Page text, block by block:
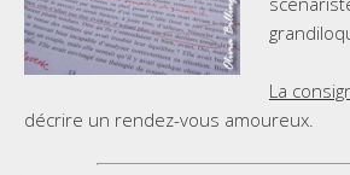
La
décrire un rendez-vous amoureux.